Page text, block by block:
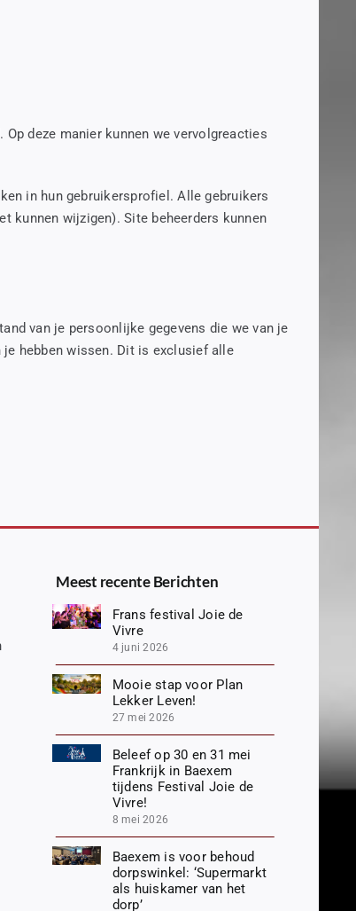
deze manier kunnen we vervolgreacties
in hun gebruikersprofiel. Alle gebruikers
kunnen wijzigen). Site beheerders kunnen
van je persoonlijke gegevens die we van je
je hebben wissen. Dit is exclusief alle
Meest recente Berichten
Frans festival Joie de
Vivre
4 juni 2026
Mooie stap voor Plan
Lekker Leven!
27 mei 2026
Beleef op 30 en 31 mei
Frankrijk in Baexem
tijdens Festival Joie de
Vivre!
8 mei 2026
Baexem is voor behoud
dorpswinkel: ‘Supermarkt
als huiskamer van het
dorp’